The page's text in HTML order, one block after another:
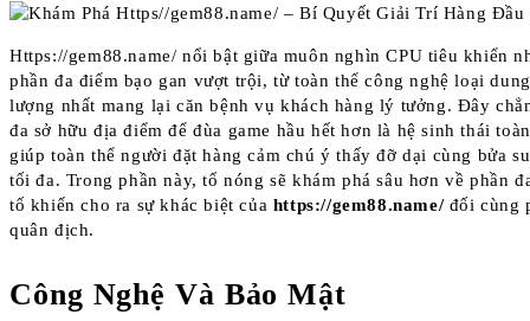
Https://gem88.name/ nổi bật giữa muôn nghìn CPU tiêu khiển
phần đa điểm bạo gan vượt trội, từ toàn thể công nghệ loại
lượng nhất mang lại căn bệnh vụ khách hàng lý tưởng. Đây
đa sở hữu địa điểm để đùa game hầu hết hơn là hệ sinh thái
giúp toàn thể người đặt hàng cảm chú ý thấy đỡ dại cùng bửa
tối đa. Trong phần này, tổ nóng sẽ khám phá sâu hơn về phần
tố khiến cho ra sự khác biệt của https://gem88.name/đối cùng
quân địch.
Công Nghệ Và Bảo Mật